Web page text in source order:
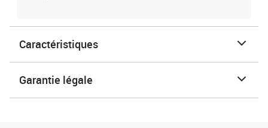
Caractéristiques
Garantie légale